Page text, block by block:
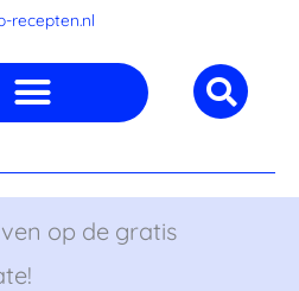
recepten.nl
op de gratis